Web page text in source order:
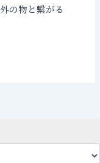
の物と繋がる